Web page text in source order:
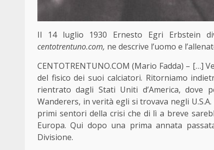
Il 14 luglio 1930 Ernesto Egri Erbstein
centotrentuno.com, ne descrive l’uomo e
CENTOTRENTUNO.COM (Mario Fadda) – […]
del fisico dei suoi calciatori. Ritorniamo
rientrato dagli Stati Uniti d’America,
Wanderers, in verità egli si trovava negli
primi sentori della crisi che di lì a breve
Europa. Qui dopo una prima annata
Divisione.